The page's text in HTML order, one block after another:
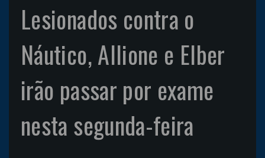
Lesionados contra o
Náutico, Allione e Elber
irão passar por exame
nesta segunda-feira